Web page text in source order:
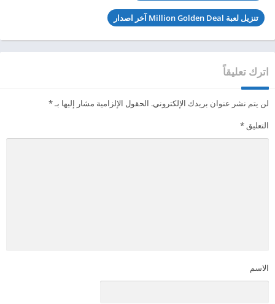
تنزيل لعبة Million Golden Deal آخر اصدار
اترك تعليقاً
لن يتم نشر عنوان بريدك الإلكتروني. الحقول الإلزامية مشار إليها بـ*
التعليق*
الاسم